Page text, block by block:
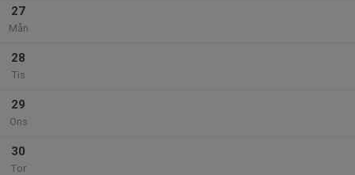
27
Mån
28
Tis
29
Ons
30
Tor